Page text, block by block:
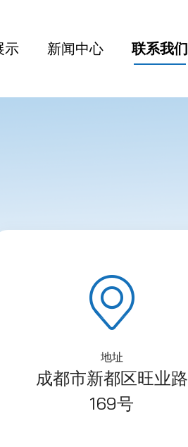
示 新闻中心 联系我们
地址
成都市新都区旺业路
169号